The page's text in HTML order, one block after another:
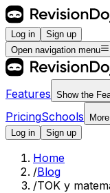
Log in
Sign up
Open navigation menu
Features Show the
PricingSchools
More
Log in
Sign up
Home
/Blog
/TOK y